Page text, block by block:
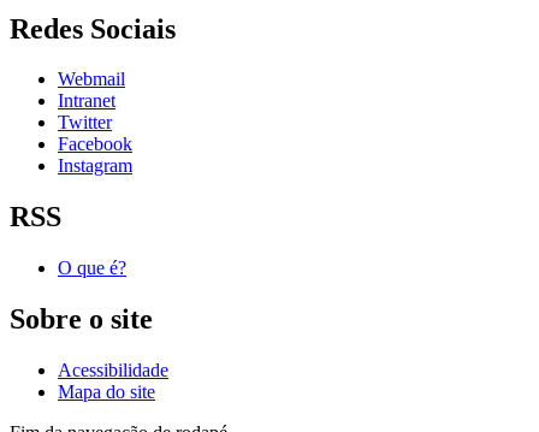
Redes Sociais
Webmail
Intranet
Twitter
Facebook
Instagram
RSS
O que é?
Sobre o site
Acessibilidade
Mapa do site